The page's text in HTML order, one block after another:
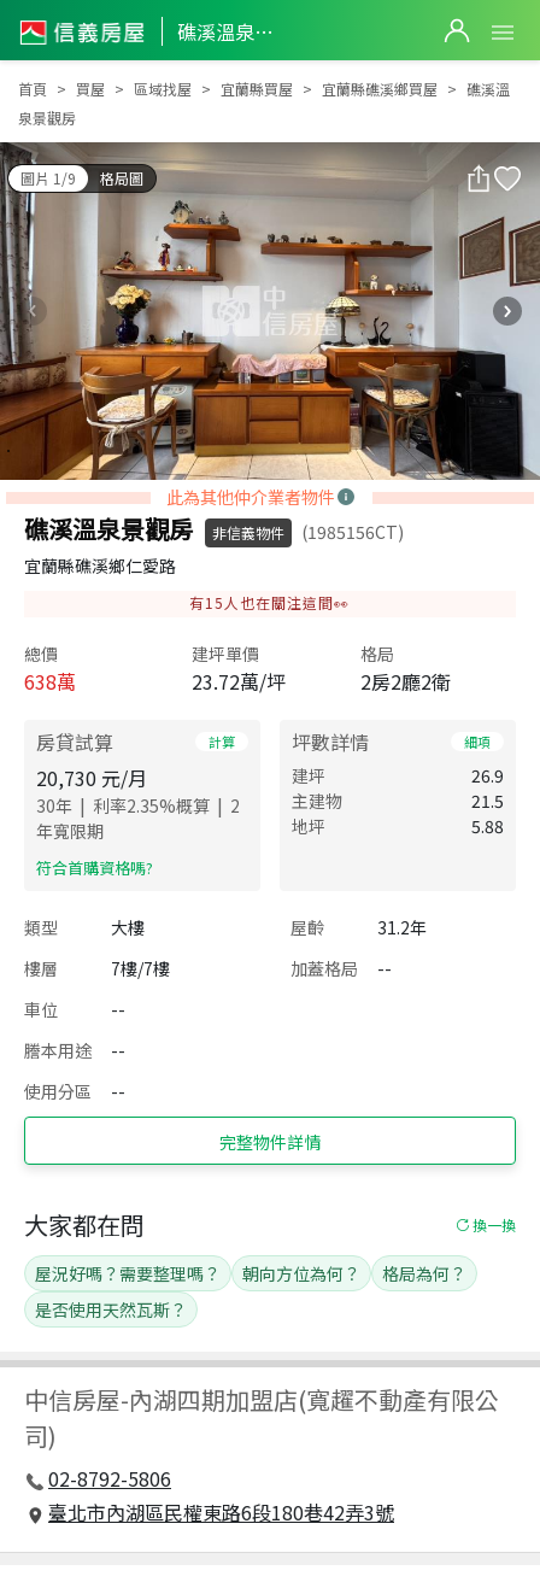
礁溪溫泉景觀房
礁溪溫泉景觀房
首頁 買屋 區域找屋 宜蘭縣買屋 宜蘭縣礁溪鄉買屋
礁溪溫
泉景觀房
圖片 1/9 格局圖
此為其他仲介業者物件
礁溪溫泉景觀房 非信義物件
(1985156CT)
宜蘭縣礁溪鄉仁愛路
有15 人也在關注這間👀
總價
638萬
建坪單價
23.72萬/坪
格局
2房2廳2衛
房貸試算 計算
20,730 元/月
30年 | 利率2.35%概算 | 2
年寬限期
​符合首購資格嗎?
坪數詳情 細項
建坪
26.9
主建物
21.5
地坪
5.88
類型 大樓 屋齡
31.2年
樓層
7樓/7樓 加蓋格局
--
車位
--
謄本用途
--
使用分區
--
完整物件詳情
中信房屋-內湖四期加盟店(寬趯不動產有限公
司)
02-8792-5806
臺北市內湖區民權東路6段180巷42弄3號
大家都在問 換一換
屋況好嗎？需要整理嗎？ 朝向方位為何？
格局為何？
是否使用天然瓦斯？